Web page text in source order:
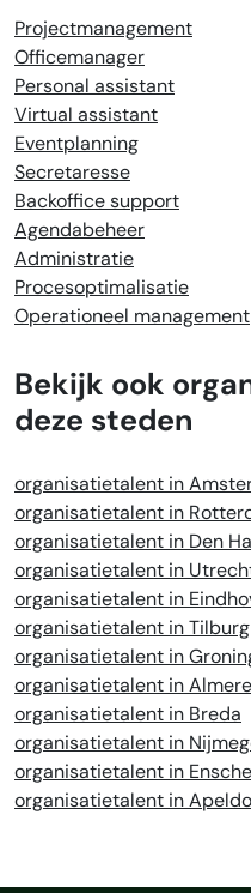
Projectmanagement
Officemanager
Personal assistant
Virtual assistant
Eventplanning
Secretaresse
Backoffice support
Agendabeheer
Administratie
Procesoptimalisatie
Operationeel management
Bekijk ook
deze steden
organisatietalent in
organisatietalent in
organisatietalent in Den
organisatietalent in
organisatietalent in
organisatietalent in Tilburg
organisatietalent in
organisatietalent in Almere
organisatietalent in Breda
organisatietalent in
organisatietalent in
organisatietalent in